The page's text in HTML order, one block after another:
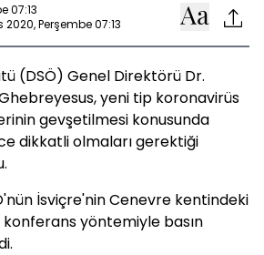
07:13
2020, Perşembe 07:13
(DSÖ) Genel Direktörü Dr.
yeni tip koronavirüs
gevşetilmesi konusunda
dikkatli olmaları gerektiği
İsviçre'nin Cenevre kentindeki
yöntemiyle basın